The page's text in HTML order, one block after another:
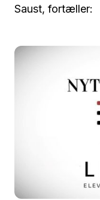
Saust, fortæller: